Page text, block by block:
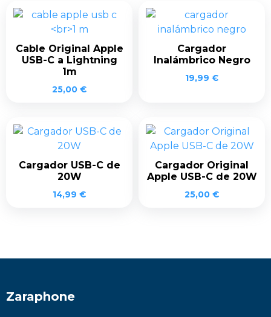
Cable Original Apple
USB-C a Lightning
1m
25,00 €
Cargador
Inalámbrico Negro
19,99 €
Cargador USB-C de
20W
14,99 €
Cargador Original
Apple USB-C de 20W
25,00 €
Zaraphone